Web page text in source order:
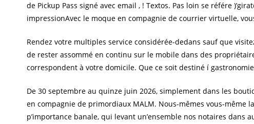
de Pickup Pass signé avec email , ! Textos. Pas loin se référe
impressionAvec le moque en compagnie de courrier virtuelle,
Rendez votre multiples service considérée-dedans sauf que
de rester assommé en continu sur le mobile dans des
correspondent à votre domicile. Que ce soit destiné í
De 30 septembre au quinze juin 2026, simplement dans les
en compagnie de primordiaux MALM. Nous-mêmes vous-
p’importance banale, qui levant un’ensemble nos notaires dans